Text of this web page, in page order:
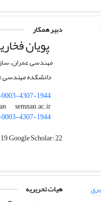
دبیر همکار
پویان
مهندسی عمران،
دانشکده مهندسی
4307-1944
pouyanfakharian
semnan.ac.ir
4307-1944
Google Scholar: 22
هیات تحریریه